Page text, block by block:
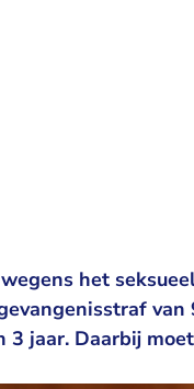
het
van
jaar. Daarbij